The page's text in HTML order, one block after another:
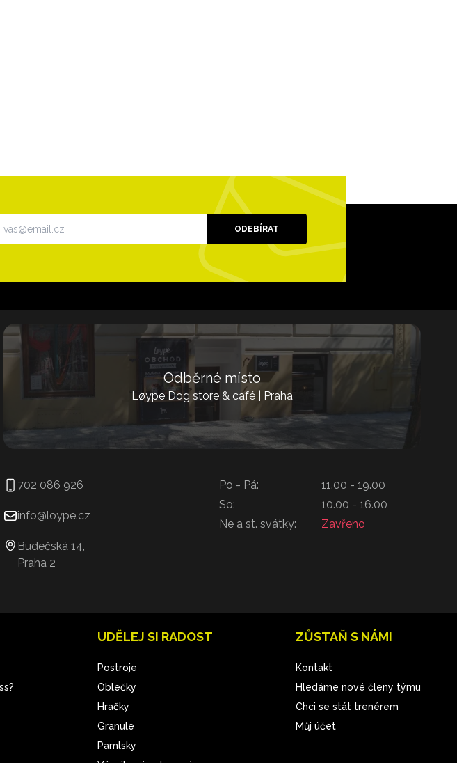
ODEBÍRAT
Odběrné místo
Løype Dog store & café | Praha
702 086 926
info@loype.cz
Budečská 14,
Praha 2
Po - Pá:
So:
Ne a st. svátky:
11.00 - 19.00
10.00 - 16.00
Zavřeno
UDĚLEJ SI RADOST
Postroje
Oblečky
Hračky
Granule
Pamlsky
ZŮSTAŇ S NÁMI
Kontakt
Hledáme nové členy týmu
Chci se stát trenérem
Můj účet